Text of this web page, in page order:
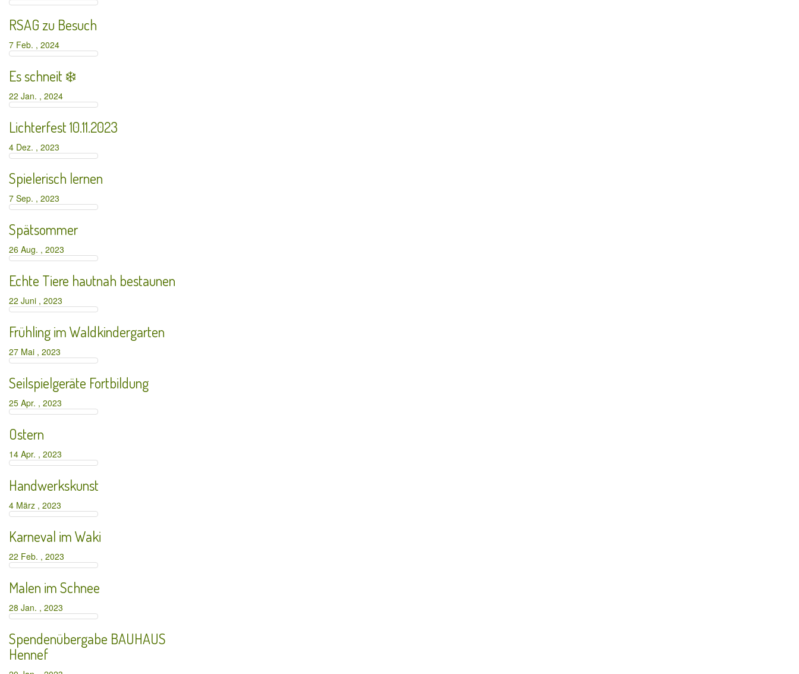
RSAG zu Besuch
7 Feb. , 2024
Es schneit ❄️
22 Jan. , 2024
Lichterfest 10.11.2023
4 Dez. , 2023
Spielerisch lernen
7 Sep. , 2023
Spätsommer
26 Aug. , 2023
Echte Tiere hautnah bestaunen
22 Juni , 2023
Frühling im Waldkindergarten
27 Mai , 2023
Seilspielgeräte Fortbildung
25 Apr. , 2023
Ostern
14 Apr. , 2023
Handwerkskunst
4 März , 2023
Karneval im Waki
22 Feb. , 2023
Malen im Schnee
28 Jan. , 2023
Spendenübergabe BAUHAUS
Hennef